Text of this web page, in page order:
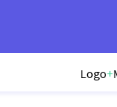
Logo+